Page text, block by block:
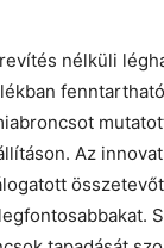
nélküli
Az